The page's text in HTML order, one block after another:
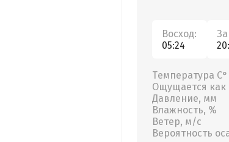
Восход:
05:24
Температура С°
Ощущается как
Давление, мм
Влажность, %
Ветер, м/с
Вероятность